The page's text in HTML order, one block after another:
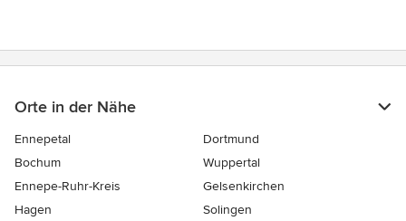
Orte in der Nähe
Ennepetal
Dortmund
Bochum
Wuppertal
Ennepe-Ruhr-Kreis
Gelsenkirchen
Hagen
Solingen